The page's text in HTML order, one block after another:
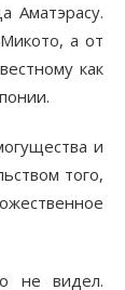
Аматэрасу.
а от
как
и
того,
не видел.